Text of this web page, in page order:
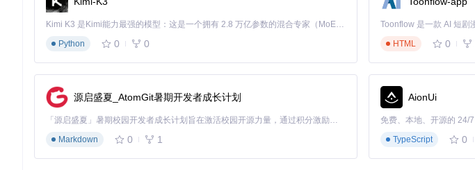
系统对应下载
Windows用户：选择
Windows系统需解压到非中文路径，直接运行
Linux系统需赋予执行权限：
chmod
Kimi K3 是Kimi能力最强的模型：这是一个拥有 2.8 万亿参数的混合专家（MoE）模型，具备原生视觉理解能力，并支持 100 万 token 的上下文窗口。
Python
0 0
HTML
0
源启盛夏_AtomGit暑期开发者成长计划
「源启盛夏」暑期校园开发者成长计划旨在激活校园开源力量，通过积分激励、认证扶持、资源倾斜等形式，引导高校组织和开发者完成「入驻 — 建项目 — 做贡献 — 获认证 — 得资源」的完整闭环。无论你是想带领社团入驻平台的组织者，还是希望用代码贡献证明自己的开发者，都能在这里找到属于你的成长路径。
Markdown
0 1
AionUi
TypeScript
0